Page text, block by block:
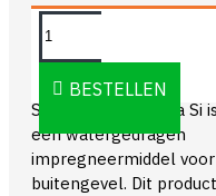
BESTELLEN
Sikkens Alpha Aqua Si is
een watergedragen
impregneermiddel
buitengevel. Dit